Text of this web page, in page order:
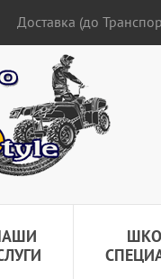
Доставка (до